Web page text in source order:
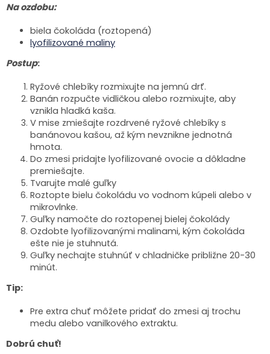
Na ozdobu:
biela čokoláda (roztopená)
lyofilizované maliny
Postup:
Ryžové chlebíky rozmixujte na jemnú drť.
Banán rozpučte vidličkou alebo rozmixujte, aby
vznikla hladká kaša.
V mise zmiešajte rozdrvené ryžové chlebíky s
banánovou kašou, až kým nevznikne jednotná
hmota.
Do zmesi pridajte lyofilizované ovocie a dôkladne
premiešajte.
Tvarujte malé guľky
Roztopte bielu čokoládu vo vodnom kúpeli alebo v
mikrovlnke.
Guľky namočte do roztopenej bielej čokolády
Ozdobte lyofilizovanými malinami, kým čokoláda
ešte nie je stuhnutá.
Guľky nechajte stuhnúť v chladničke približne 20-30
minút.
Tip:
Pre extra chuť môžete pridať do zmesi aj trochu
medu alebo vanilkového extraktu.
Dobrú chuť!